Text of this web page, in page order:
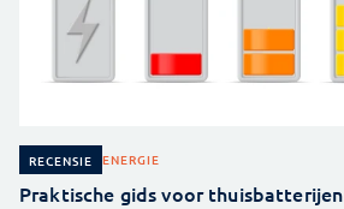
RECENSIE ENERGIE
Praktische gids voor thuisbatterijen